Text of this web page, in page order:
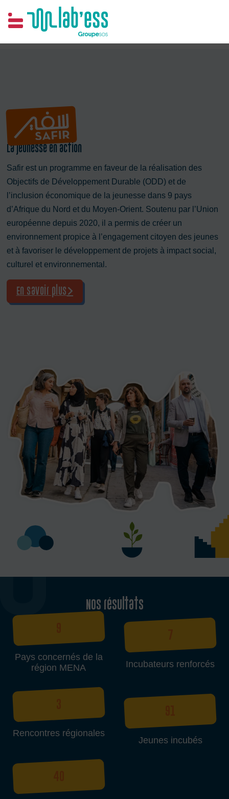
Samim
La jeunesse en action
Safir est un programme en faveur de la réalisation des
Objectifs de Développement Durable (ODD) et de
l’inclusion économique de la jeunesse dans 9 pays
d’Afrique du Nord et du Moyen-Orient. Soutenu par l’Union
européenne depuis 2020, il a permis de créer un
environnement propice à l’engagement citoyen des jeunes
et à favoriser le développement de projets à impact social,
culturel et environnemental.
En savoir plus
Nos résultats
Pays concernés de la
région MENA
Incubateurs renforcés
Rencontres régionales
Jeunes incubés